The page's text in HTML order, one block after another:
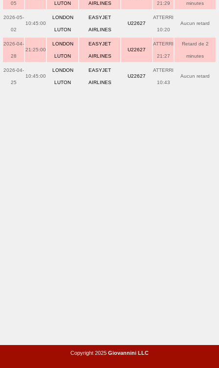
05 LUTON AIRLINES 21:29 minutes
2026-05-
02
10:45:00
LONDON
LUTON
EASYJET
AIRLINES
U22627
ATTERRI
10:20
Aucun retard
2026-04-
28
21:25:00
LONDON
LUTON
EASYJET
AIRLINES
U22627
ATTERRI
21:27
Retard de 2
minutes
2026-04-
25
10:45:00
LONDON
LUTON
EASYJET
AIRLINES
U22627
ATTERRI
10:43
Aucun retard
Copyright 2025 Giovannini LLC